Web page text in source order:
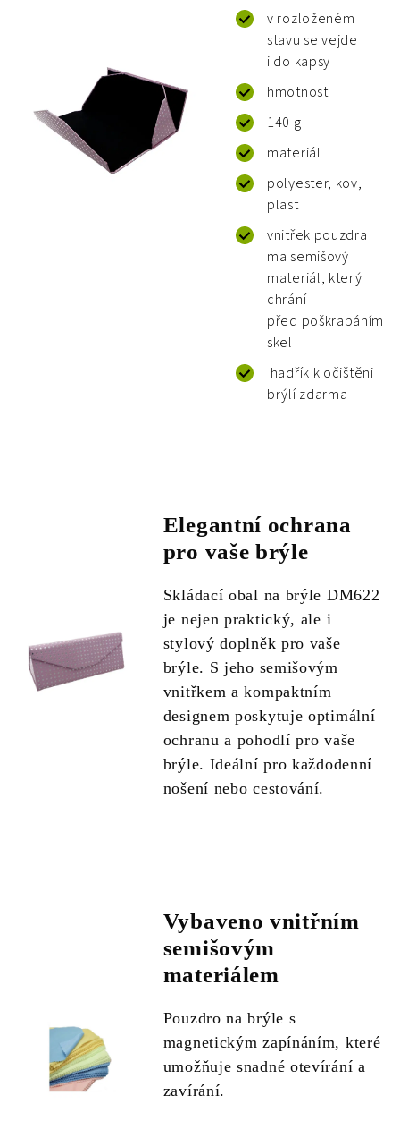
v rozloženém
stavu se vejde
i do kapsy
hmotnost
140 g
materiál
polyester, kov,
plast
vnitřek pouzdra
ma semišový
materiál, který
chrání
před poškrabáním
skel
hadřík k očištěni
brýlí zdarma
Elegantní ochrana
pro vaše brýle
Skládací obal na brýle DM622
je nejen praktický, ale i
stylový doplněk pro vaše
brýle. S jeho semišovým
vnitřkem a kompaktním
designem poskytuje optimální
ochranu a pohodlí pro vaše
brýle. Ideální pro každodenní
nošení nebo cestování.
Vybaveno vnitřním
semišovým
materiálem
Pouzdro na brýle s
magnetickým zapínáním, které
umožňuje snadné otevírání a
zavírání.